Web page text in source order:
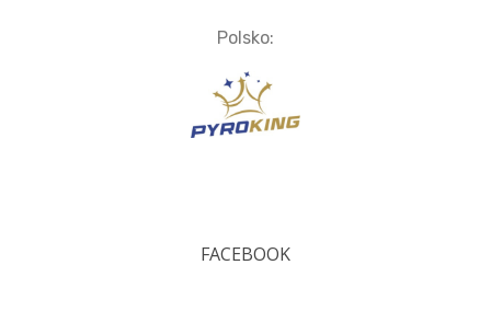
Polsko:
FACEBOOK